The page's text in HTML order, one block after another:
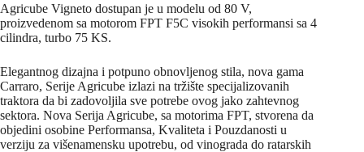
Agricube Vigneto dostupan je u modelu od 80 V,
proizvedenom sa motorom FPT F5C visokih performansi sa 4
cilindra, turbo 75 KS.
Elegantnog dizajna i potpuno obnovljenog stila, nova gama
Carraro, Serije Agricube izlazi na tržište specijalizovanih
traktora da bi zadovoljila sve potrebe ovog jako zahtevnog
sektora. Nova Serija Agricube, sa motorima FPT, stvorena da
objedini osobine Performansa, Kvaliteta i Pouzdanosti u
verziju za višenamensku upotrebu, od vinograda do ratarskih